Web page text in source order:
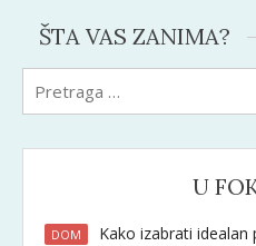
ŠTA VAS ZANIMA?
U
DOM
Kako izabrati